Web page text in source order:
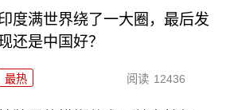
度满世界绕了一大圈，最后发
还是中国好？
最热 阅读 12436